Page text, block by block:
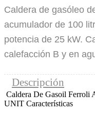
Caldera de gasóleo
acumulador de 100
potencia de 25 kW.
calefacción B y en
Descripción
Caldera De Gasoil
UNIT Características